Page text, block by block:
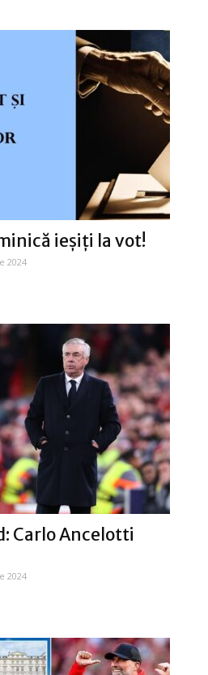
ieşiţi la vot!
2024
Carlo Ancelotti
2024